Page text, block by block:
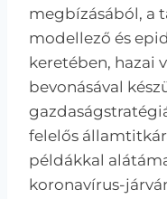
megbízásából, a
modellező és
keretében, hazai
bevonásával
felelős
példákkal
koronavírus-